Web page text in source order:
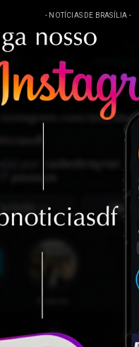
- NOTÍCIAS DE BRASÍLIA -